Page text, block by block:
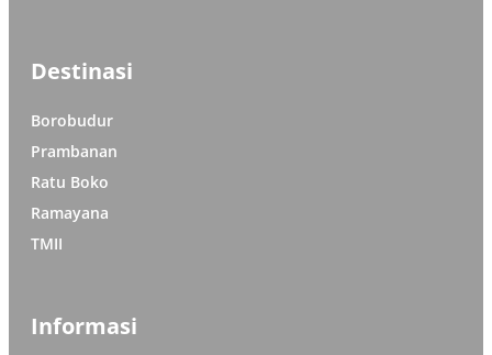
Destinasi
Borobudur
Prambanan
Ratu Boko
Ramayana
TMII
Informasi